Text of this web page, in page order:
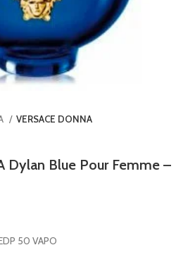
VERSACE DONNA
Dylan Blue Pour Femme –
50 VAPO